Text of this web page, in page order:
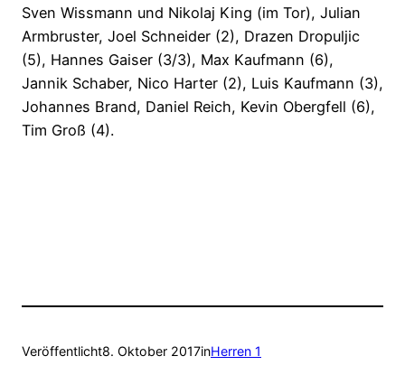
Sven Wissmann und Nikolaj King (im Tor), Julian
Armbruster, Joel Schneider (2), Drazen Dropuljic
(5), Hannes Gaiser (3/3), Max Kaufmann (6),
Jannik Schaber, Nico Harter (2), Luis Kaufmann (3),
Johannes Brand, Daniel Reich, Kevin Obergfell (6),
Tim Groß (4).
Veröffentlicht8. Oktober 2017inHerren 1